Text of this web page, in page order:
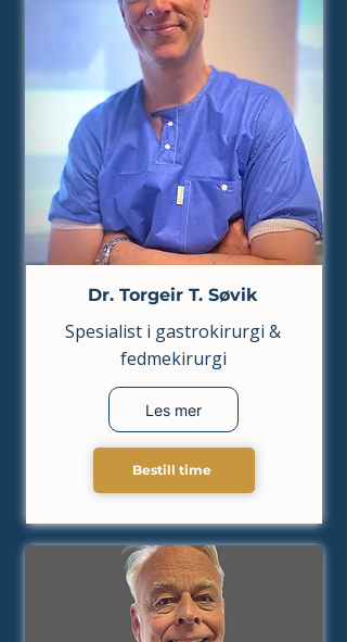
Dr. Torgeir T. Søvik
Spesialist i gastrokirurgi &
fedmekirurgi
Les mer
Bestill time